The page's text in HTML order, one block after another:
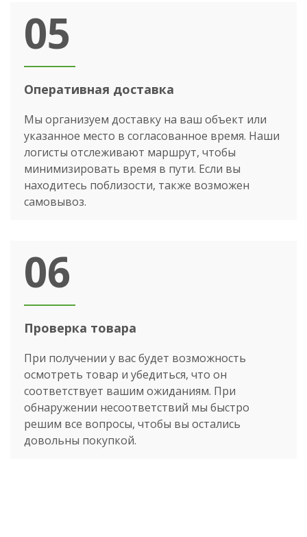
05
Оперативная доставка
Мы организуем доставку на ваш объект или
указанное место в согласованное время. Наши
логисты отслеживают маршрут, чтобы
минимизировать время в пути. Если вы
находитесь поблизости, также возможен
самовывоз.
06
Проверка товара
При получении у вас будет возможность
осмотреть товар и убедиться, что он
соответствует вашим ожиданиям. При
обнаружении несоответствий мы быстро
решим все вопросы, чтобы вы остались
довольны покупкой.